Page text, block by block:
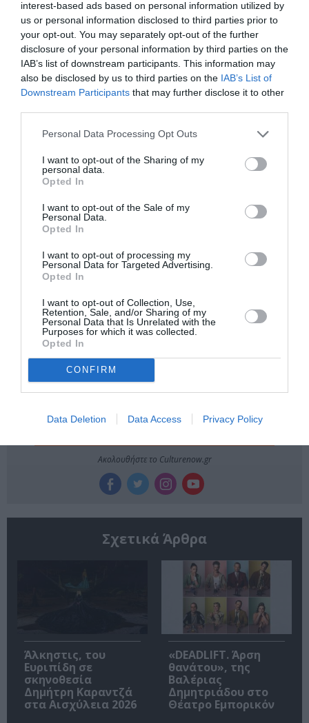
interest-based ads based on personal information utilized by
us or personal information disclosed to third parties prior to
your opt-out. You may separately opt-out of the further
disclosure of your personal information by third parties on the
IAB’s list of downstream participants. This information may
also be disclosed by us to third parties on the IAB’s List of
Downstream Participants that may further disclose it to other
Personal Data Processing Opt Outs
I want to opt-out of the Sharing of my
personal data.
Opted In
I want to opt-out of the Sale of my
Personal Data.
Opted In
I want to opt-out of processing my
Personal Data for Targeted Advertising.
Opted In
I want to opt-out of Collection, Use,
Retention, Sale, and/or Sharing of my
Personal Data that Is Unrelated with the
Purposes for which it was collected.
Opted In
CONFIRM
Data Deletion Data Access Privacy Policy
Το έργο «Ρωμαίος και Ιουλιέτα» του Μποστ σε σκηνοθεσία
Νικορέστη Χανιωτάκη σε περιοδεία
Ακολουθήστε το Culturenow.gr στο Google News
μάθετε πρώτοι όλες τις ειδήσεις
Δείτε όλα τατελευταία νέαγια την Τέχνη και τον
Πολιτισμό στοCulturenow.gr
Νέοι Διαγωνισμοί❯
Tags
ΓΙΑΝΝΗΣ ΖΟΥΓΑΝΕΛΗΣ
ΘΕΑΤΡΙΚΕΣ ΠΕΡΙΟΔΕΙΕΣ – ΠΑΡΑΣΤΑΣΕΙΣ ΚΑΛΟΚΑΙΡΙ 2026
Newsletter
Κάθε βδομάδα στο e-mail σας τα τελευταία νέα για
την Τέχνη και τον Πολιτισμό!
Ακολουθήστε το Culturenow.gr
Σχετικά Άρθρα
Άλκηστις, του
Ευριπίδη σε
σκηνοθεσία
Δημήτρη Καραντζά
στα Αισχύλεια 2026
«DEADLIFT. Άρση
θανάτου», της
Βαλέριας
Δημητριάδου στο
Θέατρο Εμπορικόν